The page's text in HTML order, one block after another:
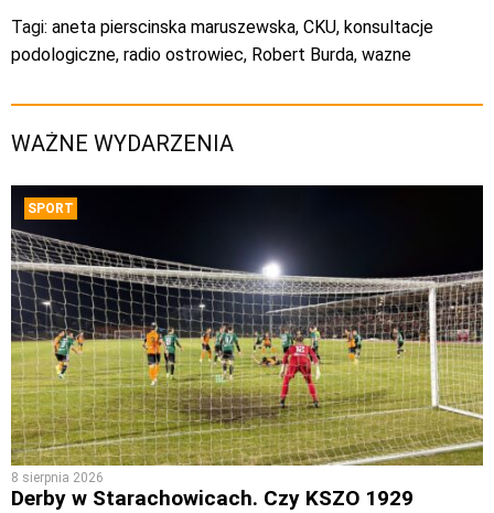
Tagi: aneta pierscinska maruszewska, CKU, konsultacje
podologiczne, radio ostrowiec, Robert Burda, wazne
WAŻNE WYDARZENIA
SPORT
8 sierpnia 2026
Derby w Starachowicach. Czy KSZO 1929